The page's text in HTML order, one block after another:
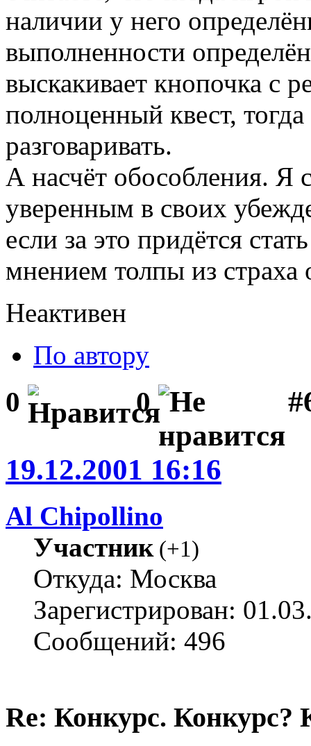
наличии у него
выполненности
выскакивает кнопочка с
полноценный квест,
разговаривать.
А насчёт обособления. Я
уверенным в своих
если за это придётся
мнением толпы из страха
Неактивен
По автору
0 0
19.12.2001 16:16
Al Chipollino
Участник(+1)
Откуда: Москва
Зарегистрирован:
Сообщений: 496
Re: Конкурс. Конкурс?